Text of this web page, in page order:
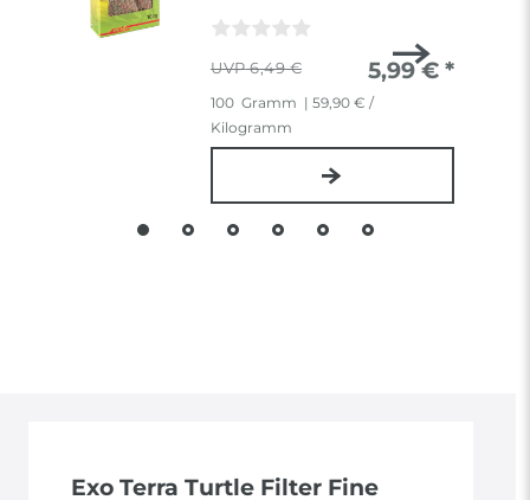
6,49 € 5,99 € *
100 Gramm | 59,90 € /
Kilogramm
Exo Terra Turtle Filter Fine